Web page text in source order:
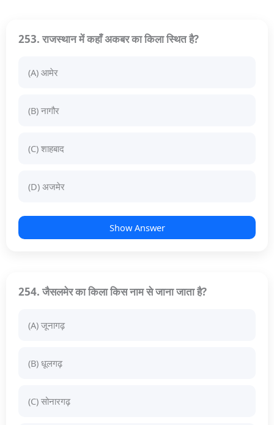
253. राजस्थान में कहाँ अकबर का किला स्थित है?
(A) आमेर
(B) नागौर
(C) शाहबाद
(D) अजमेर
Show Answer
254. जैसलमेर का किला किस नाम से जाना जाता है?
(A) जूनागढ़
(B) धूलगढ़
(C) सोनारगढ़